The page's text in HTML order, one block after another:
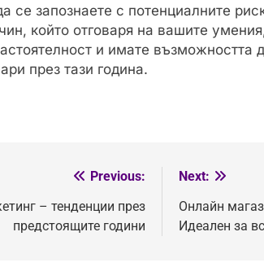
се запознаете с потенциалните
който отговаря на вашите
и имате възможността
през тази година.
Previous:
– тенденции през
предстоящите години
Next:
Онлайн
Идеален за